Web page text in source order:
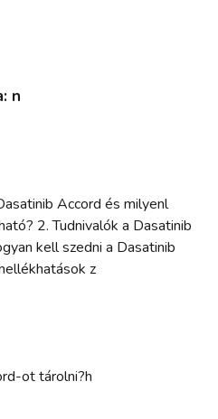
n
Accord és milyenl
2. Tudnivalók a Dasatinib
kell szedni a Dasatinib
z
ot tárolni?h